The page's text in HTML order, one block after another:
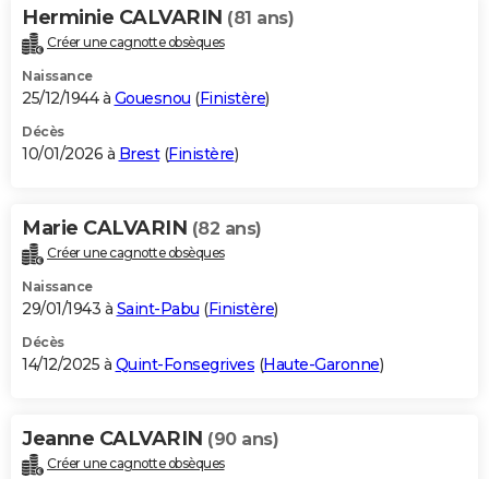
Herminie CALVARIN (81 ans)
Créer une cagnotte obsèques
Naissance
25/12/1944 à Gouesnou (Finistère)
Décès
10/01/2026 à Brest(Finistère)
Marie CALVARIN (82 ans)
Créer une cagnotte obsèques
Naissance
29/01/1943 à Saint-Pabu (Finistère)
Décès
14/12/2025 à Quint-Fonsegrives (Haute-Garonne)
Jeanne CALVARIN (90 ans)
Créer une cagnotte obsèques